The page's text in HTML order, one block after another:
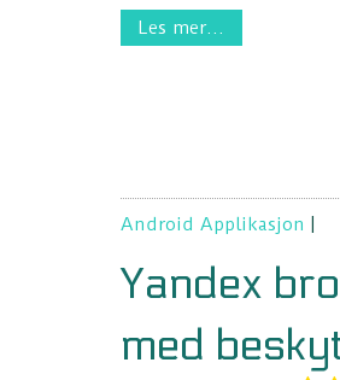
Les mer...
Android Applikasjon
Yandex
med